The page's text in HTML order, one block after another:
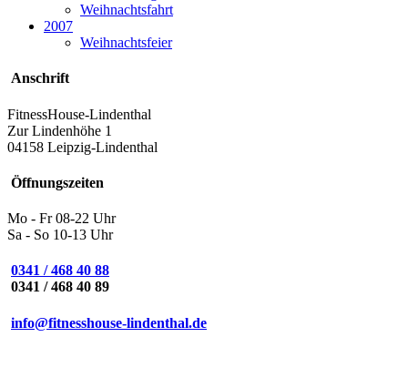
Weihnachtsfahrt
2007
Weihnachtsfeier
Anschrift
FitnessHouse-Lindenthal
Zur Lindenhöhe 1
04158 Leipzig-Lindenthal
Öffnungszeiten
Mo - Fr 08-22 Uhr
Sa - So 10-13 Uhr
0341 / 468 40 88
0341 / 468 40 89
info@fitnesshouse-lindenthal.de